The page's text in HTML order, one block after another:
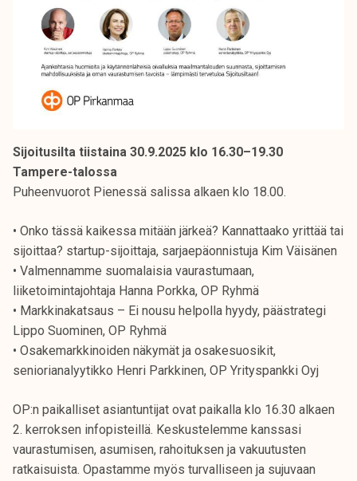
Sijoitusilta tiistaina 30.9.2025 klo 16.30–19.30
Tampere-talossa
Puheenvuorot Pienessä salissa alkaen klo 18.00.
• Onko tässä kaikessa mitään järkeä? Kannattaako yrittää tai
sijoittaa? startup-sijoittaja, sarjaepäonnistuja Kim Väisänen
• Valmennamme suomalaisia vaurastumaan,
liiketoimintajohtaja Hanna Porkka, OP Ryhmä
• Markkinakatsaus – Ei nousu helpolla hyydy, päästrategi
Lippo Suominen, OP Ryhmä
• Osakemarkkinoiden näkymät ja osakesuosikit,
seniorianalyytikko Henri Parkkinen, OP Yrityspankki Oyj
OP:n paikalliset asiantuntijat ovat paikalla klo 16.30 alkaen
2. kerroksen infopisteillä. Keskustelemme kanssasi
vaurastumisen, asumisen, rahoituksen ja vakuutusten
ratkaisuista. Opastamme myös turvalliseen ja sujuvaan